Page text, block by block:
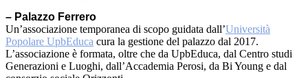
– Palazzo Ferrero
Un’associazione temporanea di scopo guidata dall’Università
Popolare UpbEduca cura la gestione del palazzo dal 2017.
L’associazione è formata, oltre che da UpbEduca, dal Centro studi
Generazioni e Luoghi, dall’Accademia Perosi, da Bi Young e dal